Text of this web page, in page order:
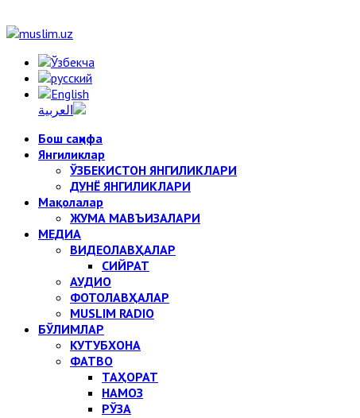
Бош саҳифа
Янгиликлар
ЎЗБЕКИСТОН ЯНГИЛИКЛАРИ
ДУНЁ ЯНГИЛИКЛАРИ
Мақолалар
ЖУМА МАВЪИЗАЛАРИ
МЕДИА
ВИДЕОЛАВҲАЛАР
СИЙРАТ
АУДИО
ФОТОЛАВҲАЛАР
MUSLIM RADIO
БЎЛИМЛАР
КУТУБХОНА
ФАТВО
ТАҲОРАТ
НАМОЗ
РЎЗА